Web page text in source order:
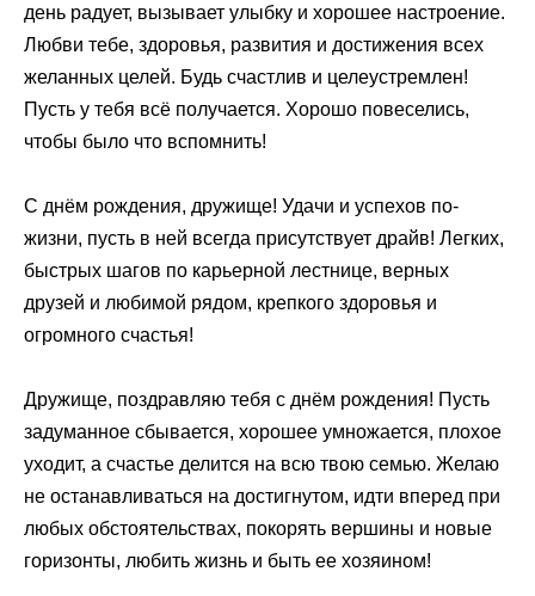
день радует, вызывает улыбку и хорошее настроение.
Любви тебе, здоровья, развития и достижения всех
желанных целей. Будь счастлив и целеустремлен!
Пусть у тебя всё получается. Хорошо повеселись,
чтобы было что вспомнить!
С днём рождения, дружище! Удачи и успехов по-
жизни, пусть в ней всегда присутствует драйв! Легких,
быстрых шагов по карьерной лестнице, верных
друзей и любимой рядом, крепкого здоровья и
огромного счастья!
Дружище, поздравляю тебя с днём рождения! Пусть
задуманное сбывается, хорошее умножается, плохое
уходит, а счастье делится на всю твою семью. Желаю
не останавливаться на достигнутом, идти вперед при
любых обстоятельствах, покорять вершины и новые
горизонты, любить жизнь и быть ее хозяином!